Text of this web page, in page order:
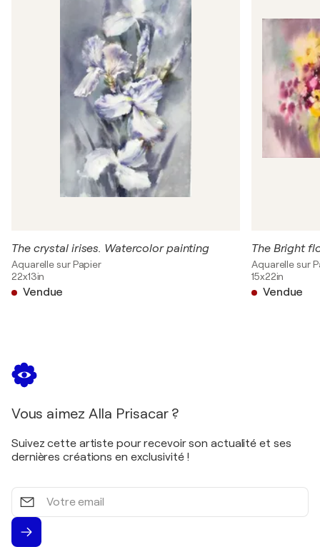
The crystal irises. Watercolor painting
Aquarelle sur Papier
22x13in
Vendue
The Bright
Aquarelle sur
15x22in
Vendue
Vous aimez Alla Prisacar ?
Suivez cette artiste pour recevoir son actualité et ses
dernières créations en exclusivité !
Votre
email